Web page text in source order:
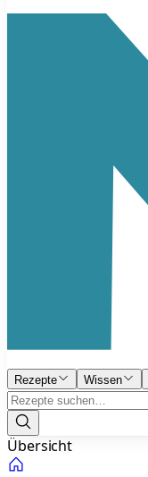
Rezepte Wissen
Übersicht